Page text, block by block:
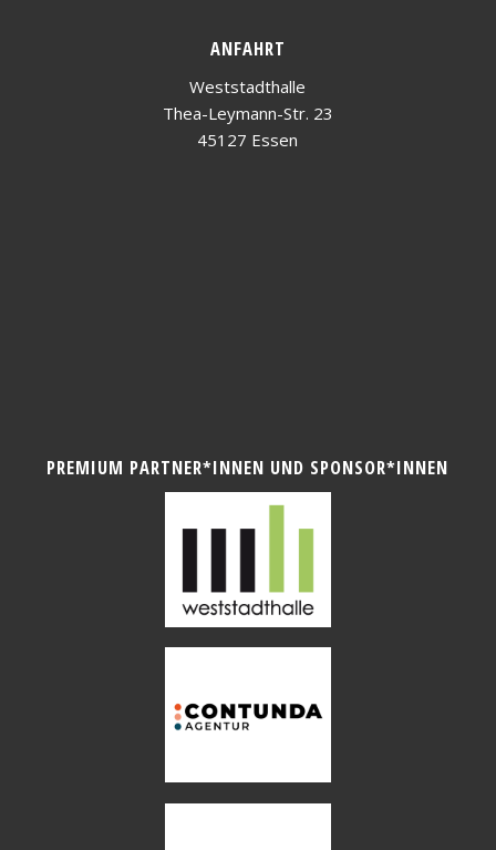
ANFAHRT
Weststadthalle
Thea-Leymann-Str. 23
45127 Essen
PREMIUM PARTNER*INNEN UND SPONSOR*INNEN